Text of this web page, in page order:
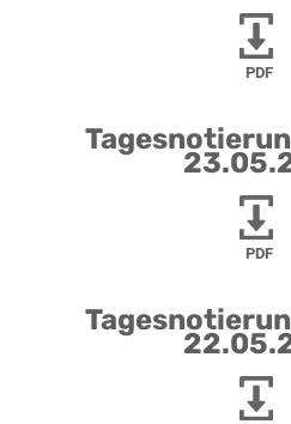
PDF
PDF